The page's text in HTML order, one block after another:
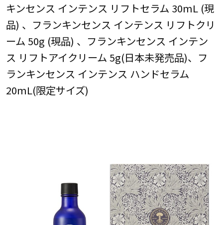
キンセンス インテンス リフトセラム 30mL (現
品) 、フランキンセンス インテンス リフトクリ
ーム 50g (現品) 、フランキンセンス インテン
ス リフトアイクリーム 5g(日本未発売品)、フ
ランキンセンス インテンス ハンドセラム
20mL(限定サイズ)